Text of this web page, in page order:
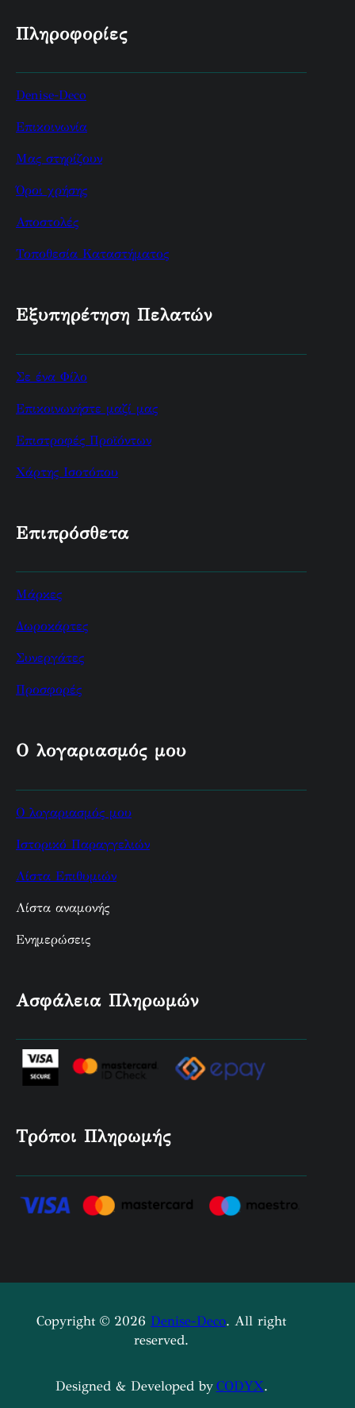
Πληροφορίες
Denise-Deco
Επικοινωνία
Μας στηρίζουν
Όροι χρήσης
Αποστολές
Τοποθεσία Καταστήματος
Εξυπηρέτηση Πελατών
Σε ένα Φίλο
Επικοινωνήστε μαζί μας
Επιστροφές Προϊόντων
Χάρτης Ισοτόπου
Επιπρόσθετα
Μάρκες
Δωροκάρτες
Συνεργάτες
Προσφορές
Ο λογαριασμός μου
Ο λογαριασμός μου
Ιστορικό Παραγγελιών
Λίστα Επιθυμιών
Λίστα αναμονής
Ενημερώσεις
Ασφάλεια Πληρωμών
Τρόποι Πληρωμής
Copyright © 2026 Denise-Deco. All right
reserved.
Designed & Developed byCODYX.